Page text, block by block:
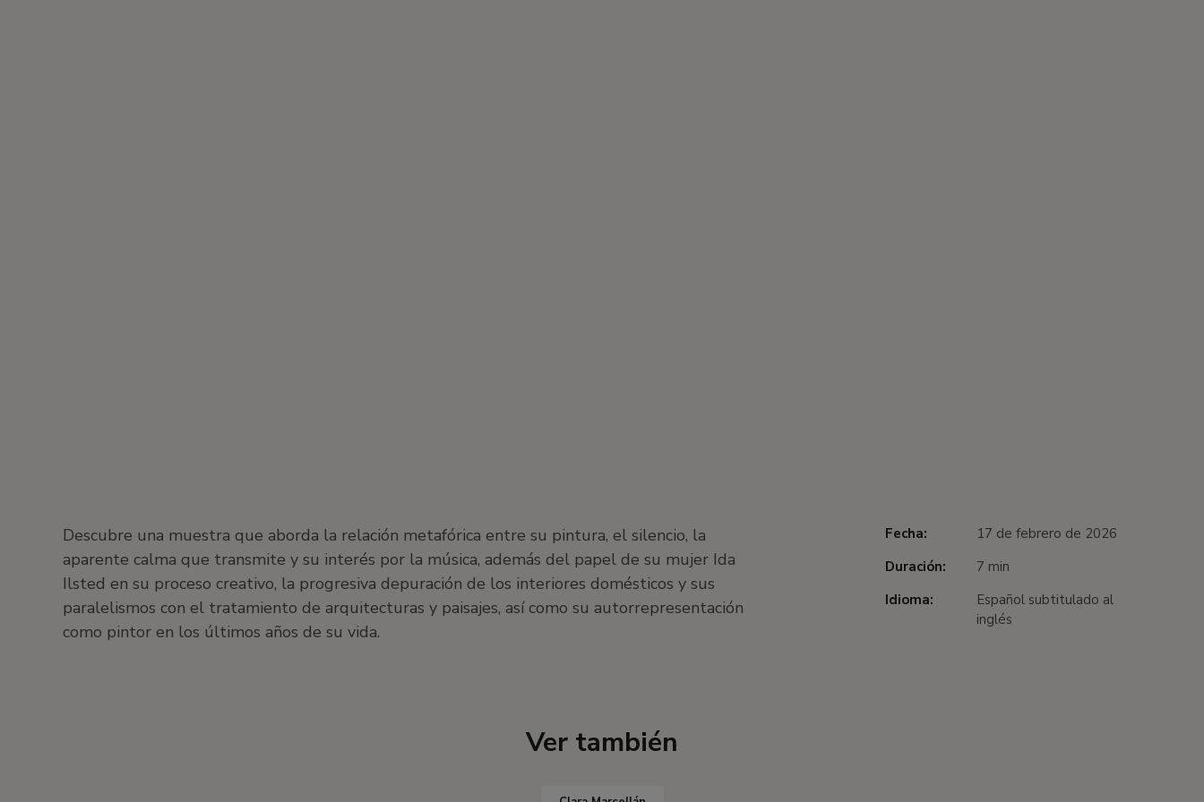
Fecha:
17 de febrero de 2026
Duración:
7 min
Idioma:
Español subtitulado al
inglés
Descubre una muestra que aborda la relación metafórica entre su pintura, el silencio, la
aparente calma que transmite y su interés por la música, además del papel de su mujer Ida
Ilsted en su proceso creativo, la progresiva depuración de los interiores domésticos y sus
paralelismos con el tratamiento de arquitecturas y paisajes, así como su autorrepresentación
como pintor en los últimos años de su vida.
Ver también